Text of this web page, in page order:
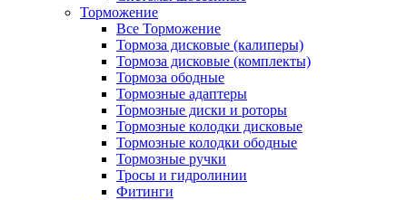
Торможение
Все Торможение
Тормоза дисковые (калиперы)
Тормоза дисковые (комплекты)
Тормоза ободные
Тормозные адаптеры
Тормозные диски и роторы
Тормозные колодки дисковые
Тормозные колодки ободные
Тормозные ручки
Тросы и гидролинии
Фитинги